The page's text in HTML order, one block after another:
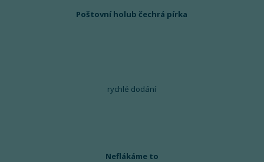
Poštovní holub čechrá pírka
rychlé dodání
Neflákáme to